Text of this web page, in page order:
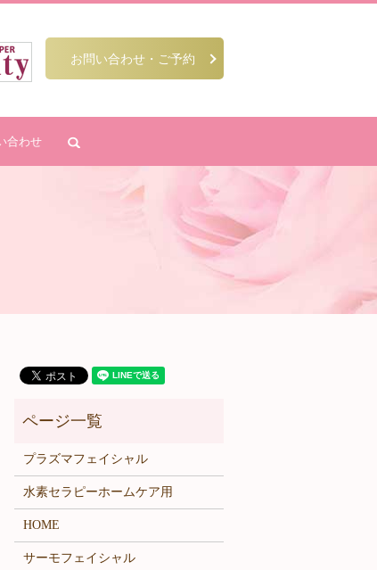
お問い合わせ・ご予約
合わせ
プラズマフェイシャル
水素セラピーホームケア用
HOME
サーモフェイシャル